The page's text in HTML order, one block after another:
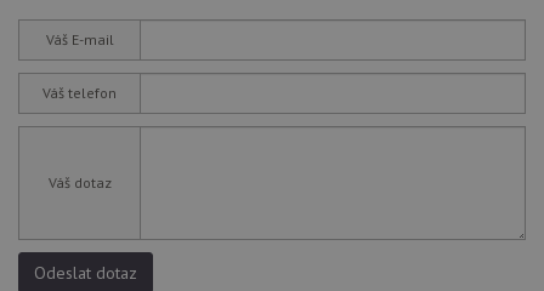
Váš E-mail
Váš telefon
Váš dotaz
Odeslat dotaz
AWSALBCORS
Amazon.com Inc.
mediator.zopim.com
1 týden
Pro
cookie
zásadách ochrany soukromí společnosti Google